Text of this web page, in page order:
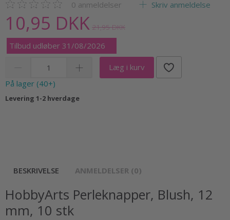
0 anmeldelser Skriv anmeldelse
10,95 DKK 21,95 DKK
Tilbud udløber 31/08/2026
Læg i kurv
På lager (40+)
Levering 1-2 hverdage
BESKRIVELSE ANMELDELSER (0)
HobbyArts Perleknapper, Blush, 12
mm, 10 stk